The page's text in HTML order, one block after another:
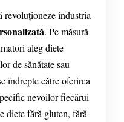
revoluționeze industria
. Pe măsură
aleg diete
de sănătate sau
îndrepte către oferirea
nevoilor fiecărui
diete fără gluten, fără